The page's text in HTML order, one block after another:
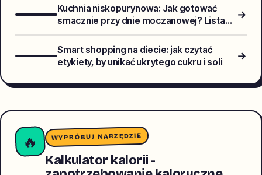
Kuchnia niskopurynowa: Jak gotować
smacznie przy dnie moczanowej? Lista
produktów i przepisy
→
Smart shopping na diecie: jak czytać
etykiety, by unikać ukrytego cukru i soli
→
🔥 WYPRÓBUJ NARZĘDZIE
Kalkulator kalorii -